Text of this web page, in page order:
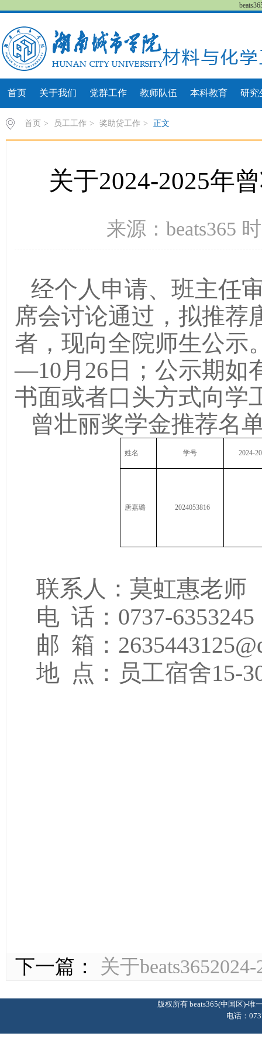
首页 关于我们 党群工作 教师队伍 本科教育 研究
首页 > 员工工作 > 奖助贷工作 > 正文
关于2024-2025年
来源：beats365
经个人申请、班主任
席会讨论通过，拟推荐
者 ，现向全院师生公示
—10月 26 日； 公示期如
书面或者口头方式向学
曾壮丽奖学金推荐名
姓名 学号 2024-
唐嘉璐 2024053816
联系人：莫虹惠老师
电 话： 0737-
邮 箱：
地 点：员工宿舍15-
下一篇： 关于
版权所有 beats365(中国区)-
电话：